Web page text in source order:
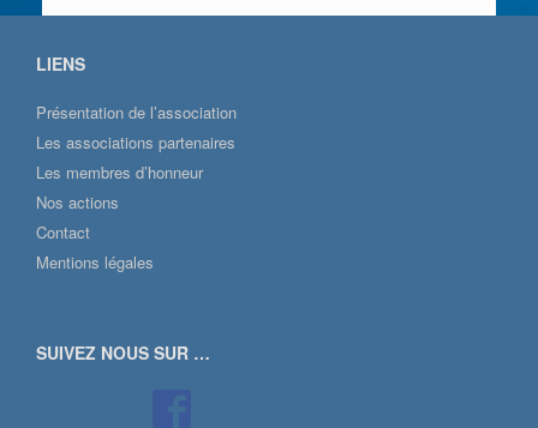
LIENS
Présentation de l’association
Les associations partenaires
Les membres d’honneur
Nos actions
Contact
Mentions légales
SUIVEZ NOUS SUR …